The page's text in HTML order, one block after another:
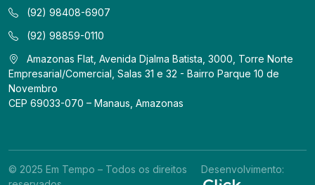
(92) 98408-6907
(92) 98859-0110
Amazonas Flat, Avenida Djalma Batista, 3000, Torre Norte
Empresarial/Comercial, Salas 31 e 32 - Bairro Parque 10 de
Novembro
CEP 69033-070 – Manaus, Amazonas
© 2025 Em Tempo – Todos os direitos
Desenvolvimento: